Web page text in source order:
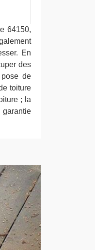
64150,
En
des
de
toiture
; la